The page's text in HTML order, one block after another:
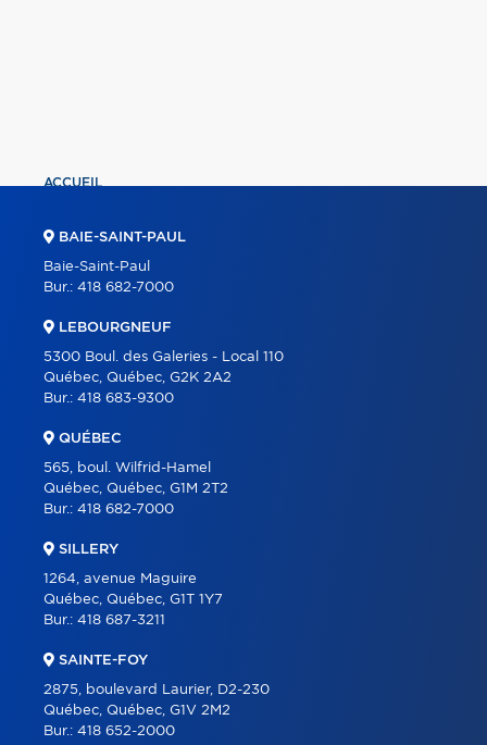
ACCUEIL
À PROPOS
OUTILS
CARRIÈRE
BLOGUE
CONTACT
BAIE-SAINT-PAUL
Baie-Saint-Paul
Bur.: 418 682-7000
LEBOURGNEUF
5300 Boul. des Galeries - Local 110
Québec, Québec, G2K 2A2
Bur.: 418 683-9300
QUÉBEC
565, boul. Wilfrid-Hamel
Québec, Québec, G1M 2T2
Bur.: 418 682-7000
SILLERY
1264, avenue Maguire
Québec, Québec, G1T 1Y7
Bur.: 418 687-3211
SAINTE-FOY
2875, boulevard Laurier, D2-230
Québec, Québec, G1V 2M2
Bur.: 418 652-2000